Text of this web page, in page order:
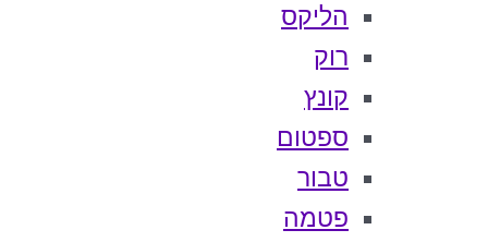
הליקס
רוק
קונץ
ספטום
טבור
פטמה